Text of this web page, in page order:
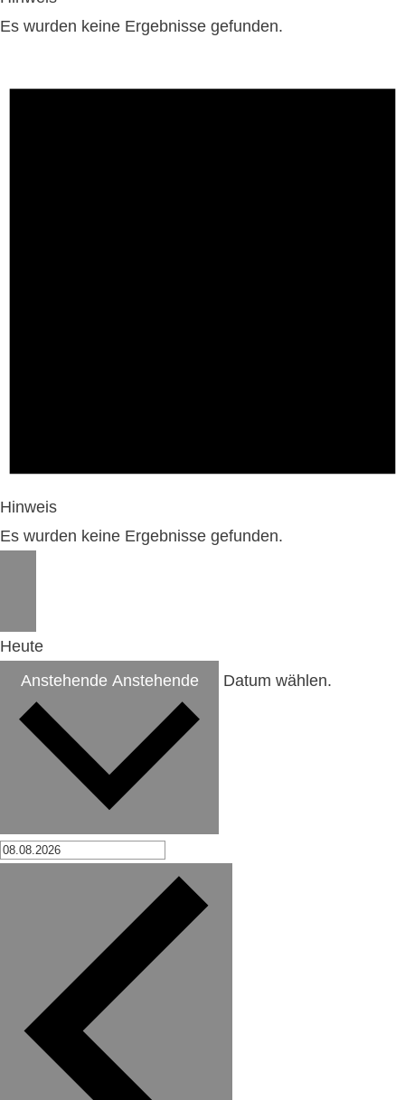
Es wurden keine Ergebnisse gefunden.
Hinweis
Es wurden keine Ergebnisse gefunden.
Heute
Anstehende Anstehende Datum wählen.